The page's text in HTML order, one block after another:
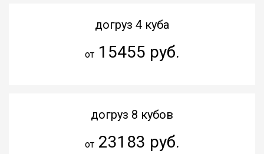
догруз 4 куба
от15455 руб.
догруз 8 кубов
от23183 руб.